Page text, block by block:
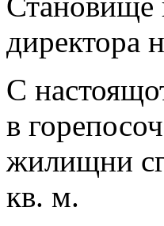
С
в
жилищни
кв. м.